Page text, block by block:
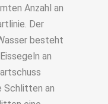
Anzahl an
Der
besteht
an
Schlitten an